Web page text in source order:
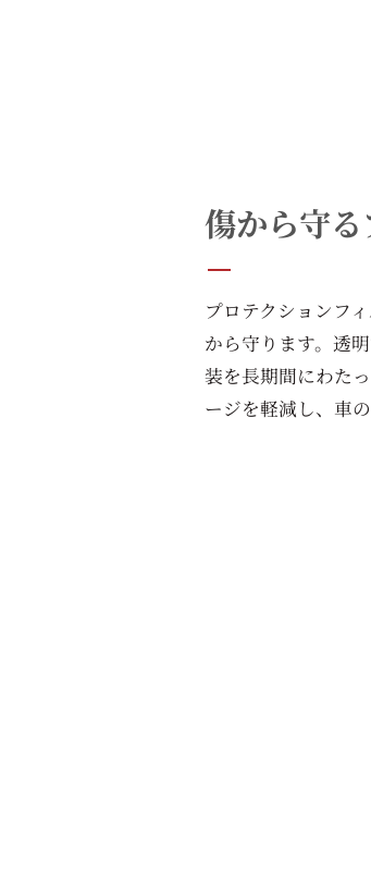
傷から守
プロテクションフ
から守ります。透
装を長期間にわた
ージを軽減し、車